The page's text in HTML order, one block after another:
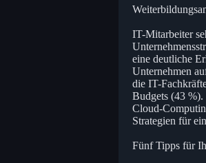
IT-Mitarbeiter
eine deutliche
Unternehmen
die IT-
Budgets (43
Cloud-
Strategien für
Fünf Tipps für